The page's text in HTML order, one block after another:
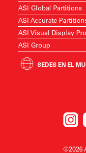
ASI Global Partitions
ASI Accurate
ASI Visual Display
ASI Group
SEDES EN EL
©2026